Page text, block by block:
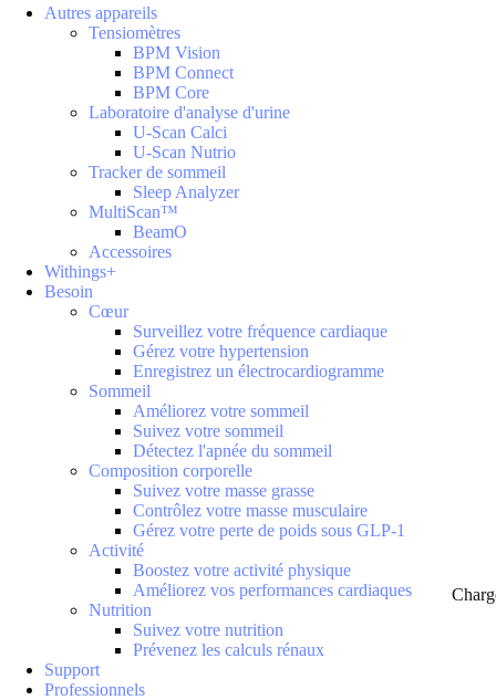
Autres appareils
Tensiomètres
BPM Vision
BPM Connect
BPM Core
Laboratoire d'analyse d'urine
U-Scan Calci
U-Scan Nutrio
Tracker de sommeil
Sleep Analyzer
MultiScan™
BeamO
Accessoires
Withings+
Besoin
Cœur
Surveillez votre fréquence cardiaque
Gérez votre hypertension
Enregistrez un électrocardiogramme
Sommeil
Améliorez votre sommeil
Suivez votre sommeil
Détectez l'apnée du sommeil
Composition corporelle
Suivez votre masse grasse
Contrôlez votre masse musculaire
Gérez votre perte de poids sous GLP-1
Activité
Boostez votre activité physique
Améliorez vos performances cardiaques
Nutrition
Suivez votre nutrition
Prévenez les calculs rénaux
Support
Professionnels